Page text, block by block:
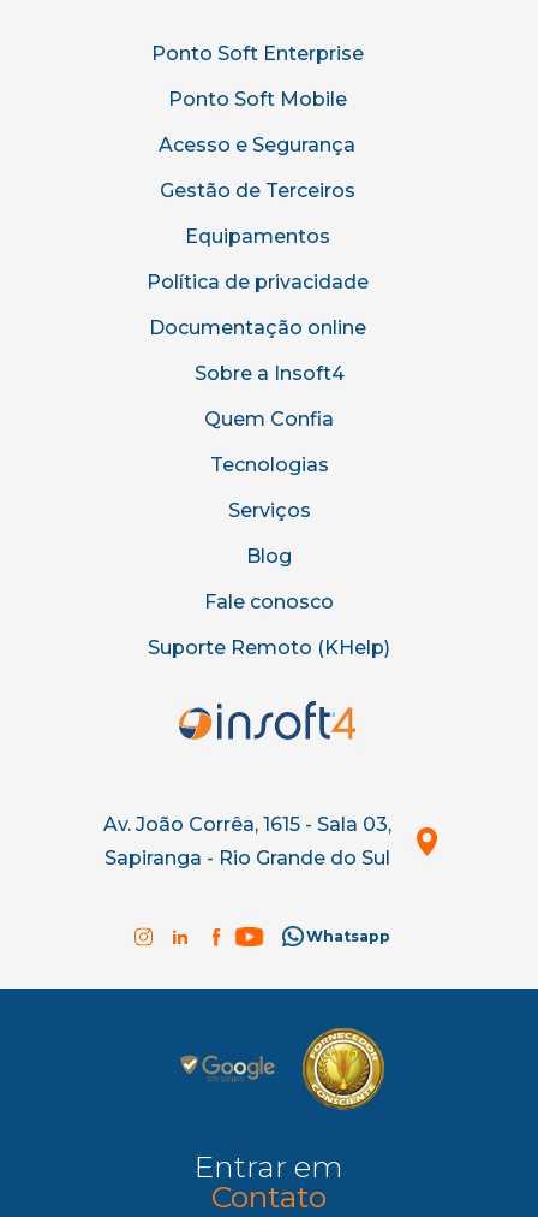
Ponto Soft Enterprise
Ponto Soft Mobile
Acesso e Segurança
Gestão de Terceiros
Equipamentos
Política de privacidade
Documentação online
Sobre a Insoft4
Quem Confia
Tecnologias
Serviços
Blog
Fale conosco
Suporte Remoto (KHelp)
Av. João Corrêa, 1615 - Sala 03,
Sapiranga - Rio Grande do Sul
Whatsapp
Entrar em
Contato